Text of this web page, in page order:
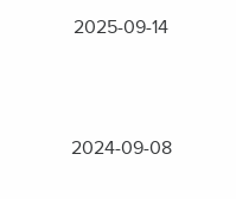
2025-09-14
2024-09-08